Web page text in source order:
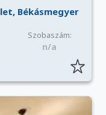
Békásmegyer
Szobaszám:
n/a